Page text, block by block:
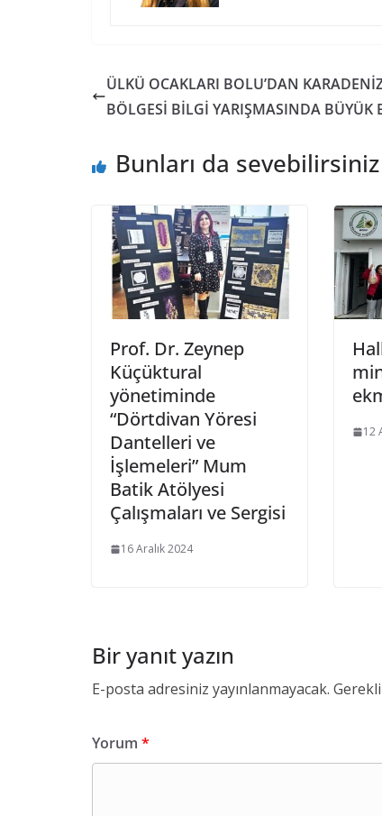
ÜLKÜ OCAKLARI BOLU’DAN
BÖLGESİ BİLGİ YARIŞMASINDA BÜYÜK
Bunları da sevebilirsiniz
Prof. Dr. Zeynep
Küçüktural
yönetiminde
“Dörtdivan Yöresi
Dantelleri ve
İşlemeleri” Mum
Batik Atölyesi
Çalışmaları ve Sergisi
16 Aralık 2024
12
Bir yanıt yazın
E-posta adresiniz yayınlanmayacak.
Yorum *